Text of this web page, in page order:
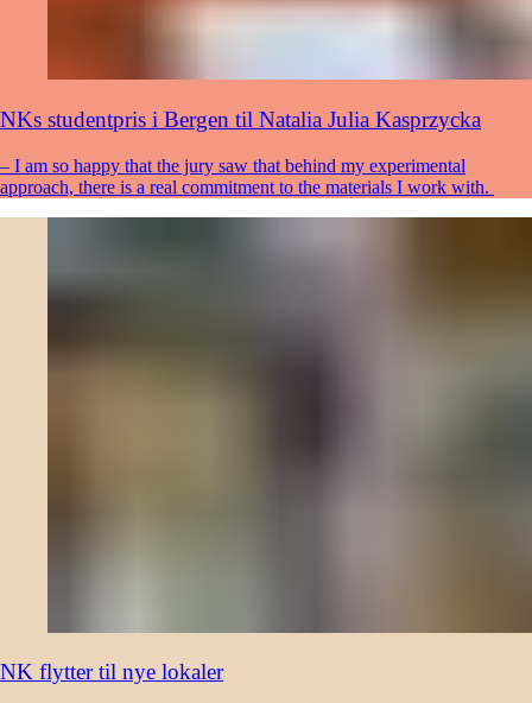
NKs studentpris i Bergen til Natalia Julia Kasprzycka
– I am so happy that the jury saw that behind my experimental
approach, there is a real commitment to the materials I work with.
NK flytter til nye lokaler